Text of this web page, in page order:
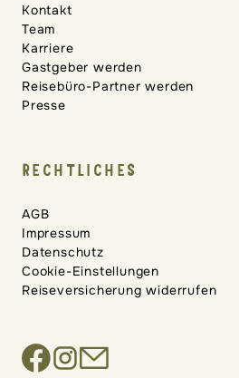
Kontakt
Team
Karriere
Gastgeber werden
Reisebüro-Partner werden
Presse
RECHTLICHES
AGB
Impressum
Datenschutz
Cookie-Einstellungen
Reiseversicherung widerrufen